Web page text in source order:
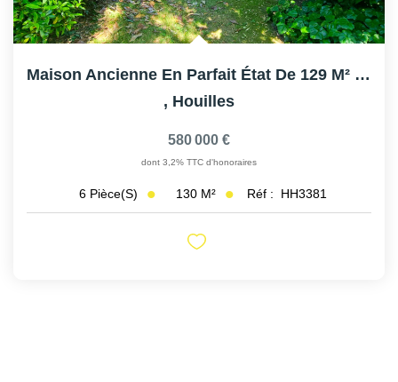
Maison Ancienne En Parfait État De 129 M² Sur Terrain De...
, Houilles
580 000 €
dont 3,2% TTC d'honoraires
6 Pièce(s) 130 M² Réf : HH3381